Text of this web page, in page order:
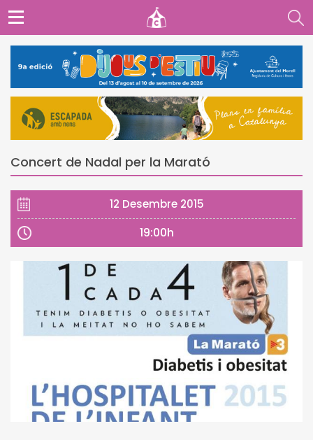
Concert de Nadal per la Marató
12 Desembre 2015
19:00h